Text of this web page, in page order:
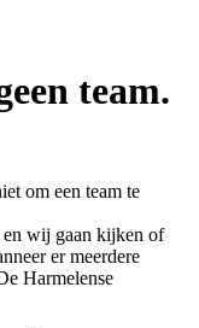
team.
om een team te
wij gaan kijken of
er meerdere
Harmelense